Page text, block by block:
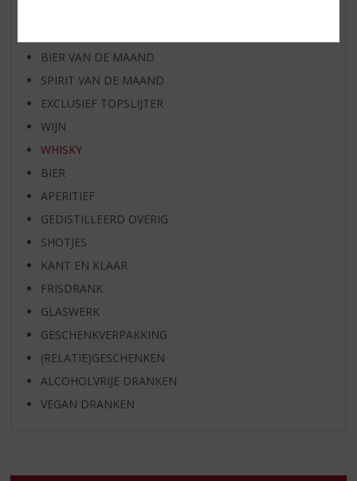
BIER VAN DE MAAND
SPIRIT VAN DE MAAND
EXCLUSIEF TOPSLIJTER
WIJN
WHISKY
BIER
APERITIEF
GEDISTILLEERD OVERIG
SHOTJES
KANT EN KLAAR
FRISDRANK
GLASWERK
GESCHENKVERPAKKING
(RELATIE)GESCHENKEN
ALCOHOLVRIJE DRANKEN
VEGAN DRANKEN